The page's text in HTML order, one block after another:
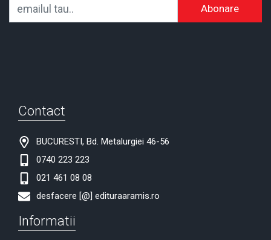
Abonare
Contact
BUCURESTI, Bd. Metalurgiei 46-56
0740 223 223
021 461 08 08
desfacere [@] edituraaramis.ro
Informatii